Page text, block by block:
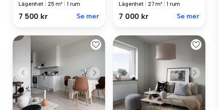
Lägenhet 25 m² 1 rum
7 500 kr Se mer
Lägenhet 27 m² 1 rum
7 000 kr Se mer